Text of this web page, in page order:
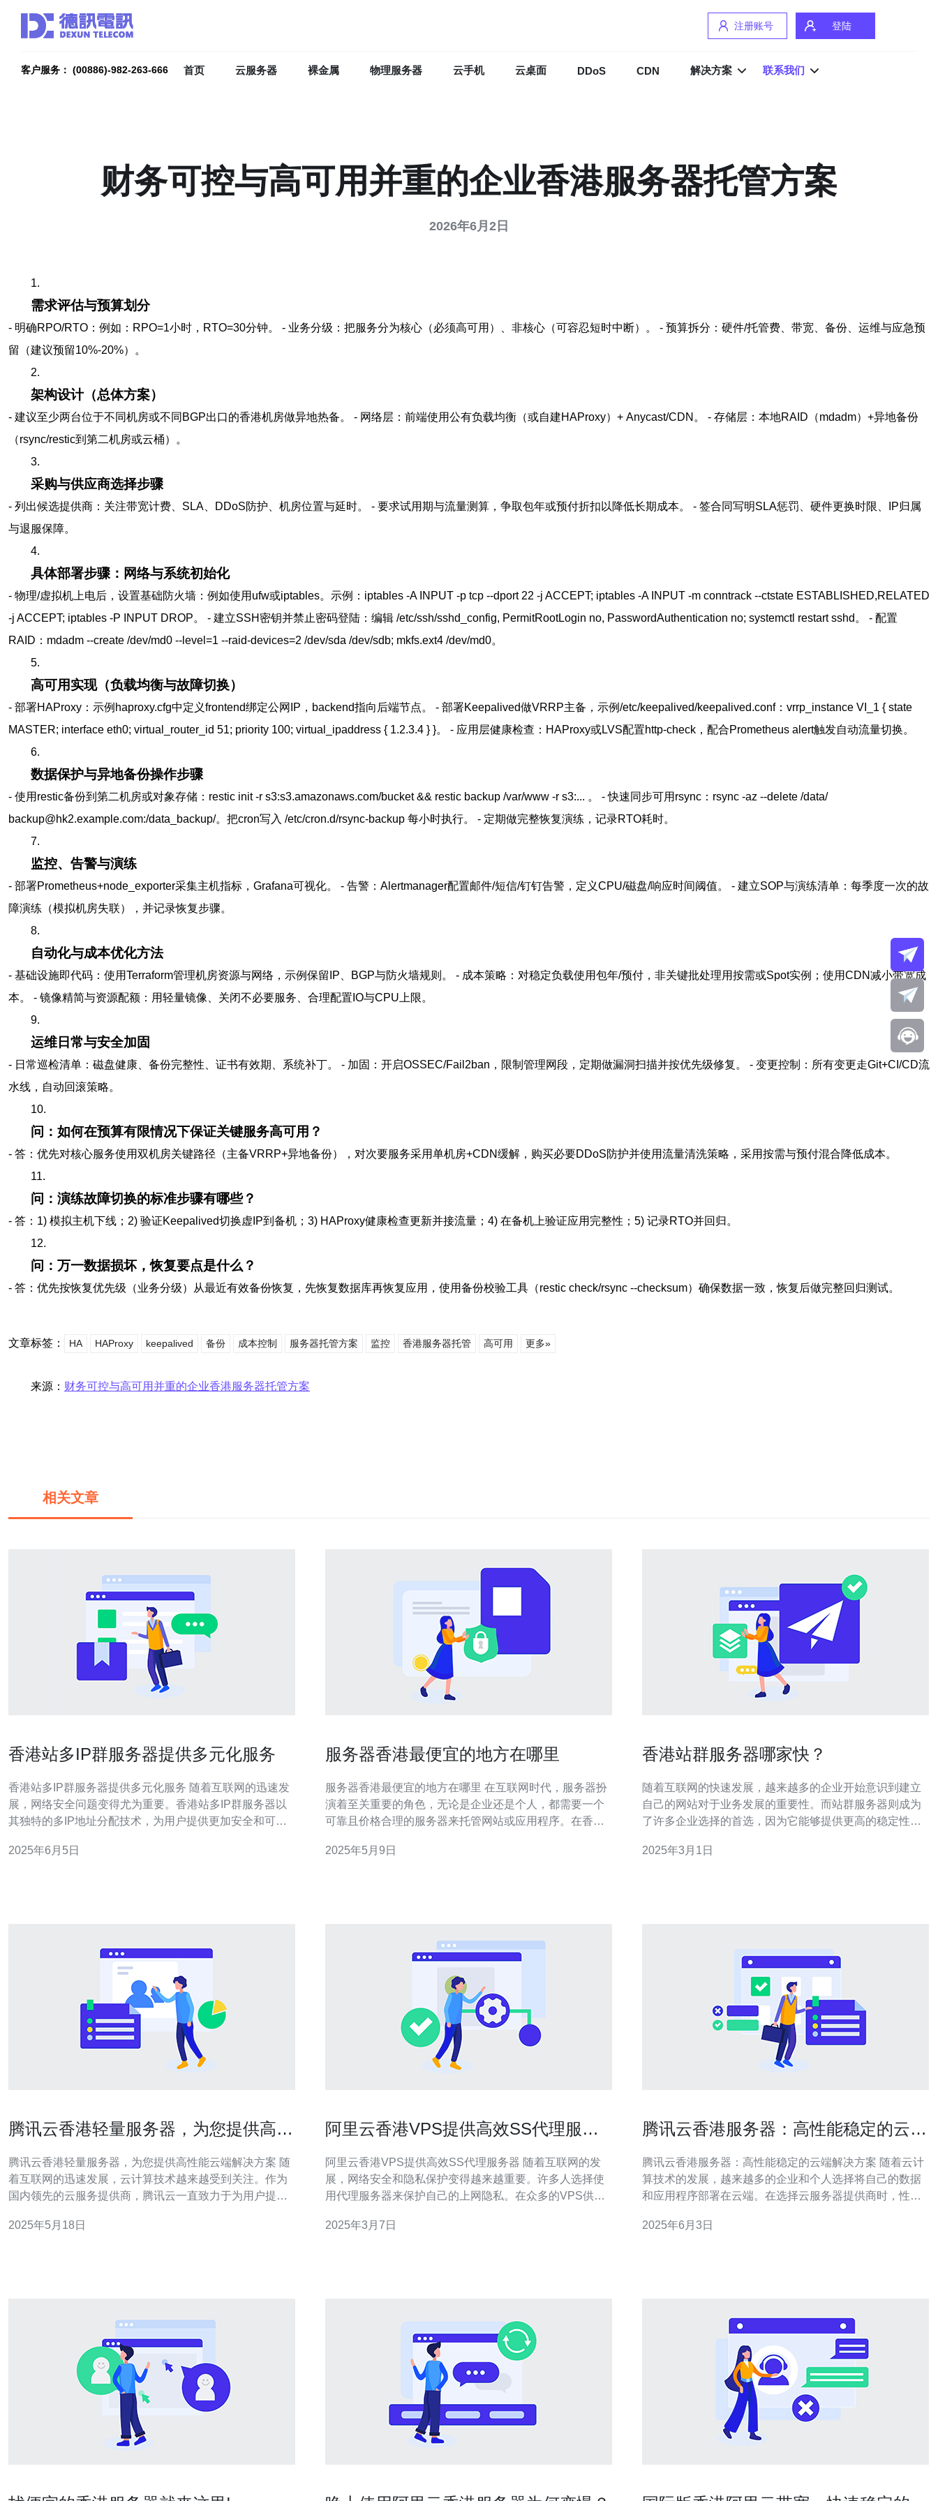
注册账号 登陆
客户服务： (00886)-982-263-666 首页 云服务器 裸金属 物理服务器 云手机 云桌面 DDoS CDN 解决方案 联系我们
财务可控与高可用并重的企业香港服务器托管方案
2026年6月2日
1.
需求评估与预算划分
- 明确RPO/RTO：例如：RPO=1小时，RTO=30分钟。 - 业务分级：把服务分为核心（必须高可用）、非核心（可容忍短时中断）。 - 预算拆分：硬件/托管费、带宽、备份、运维与应急预
留（建议预留10%-20%）。
2.
架构设计（总体方案）
- 建议至少两台位于不同机房或不同BGP出口的香港机房做异地热备。 - 网络层：前端使用公有负载均衡（或自建HAProxy）+ Anycast/CDN。 - 存储层：本地RAID（mdadm）+异地备份
（rsync/restic到第二机房或云桶）。
3.
采购与供应商选择步骤
- 列出候选提供商：关注带宽计费、SLA、DDoS防护、机房位置与延时。 - 要求试用期与流量测算，争取包年或预付折扣以降低长期成本。 - 签合同写明SLA惩罚、硬件更换时限、IP归属
与退服保障。
4.
具体部署步骤：网络与系统初始化
- 物理/虚拟机上电后，设置基础防火墙：例如使用ufw或iptables。示例：iptables -A INPUT -p tcp --dport 22 -j ACCEPT; iptables -A INPUT -m conntrack --ctstate ESTABLISHED,RELATED
-j ACCEPT; iptables -P INPUT DROP。 - 建立SSH密钥并禁止密码登陆：编辑 /etc/ssh/sshd_config, PermitRootLogin no, PasswordAuthentication no; systemctl restart sshd。 - 配置
RAID：mdadm --create /dev/md0 --level=1 --raid-devices=2 /dev/sda /dev/sdb; mkfs.ext4 /dev/md0。
5.
高可用实现（负载均衡与故障切换）
- 部署HAProxy：示例haproxy.cfg中定义frontend绑定公网IP，backend指向后端节点。 - 部署Keepalived做VRRP主备，示例/etc/keepalived/keepalived.conf：vrrp_instance VI_1 { state
MASTER; interface eth0; virtual_router_id 51; priority 100; virtual_ipaddress { 1.2.3.4 } }。 - 应用层健康检查：HAProxy或LVS配置http-check，配合Prometheus alert触发自动流量切换。
6.
数据保护与异地备份操作步骤
- 使用restic备份到第二机房或对象存储：restic init -r s3:s3.amazonaws.com/bucket && restic backup /var/www -r s3:... 。 - 快速同步可用rsync：rsync -az --delete /data/
backup@hk2.example.com:/data_backup/。把cron写入 /etc/cron.d/rsync-backup 每小时执行。 - 定期做完整恢复演练，记录RTO耗时。
7.
监控、告警与演练
- 部署Prometheus+node_exporter采集主机指标，Grafana可视化。 - 告警：Alertmanager配置邮件/短信/钉钉告警，定义CPU/磁盘/响应时间阈值。 - 建立SOP与演练清单：每季度一次的故
障演练（模拟机房失联），并记录恢复步骤。
8.
自动化与成本优化方法
- 基础设施即代码：使用Terraform管理机房资源与网络，示例保留IP、BGP与防火墙规则。 - 成本策略：对稳定负载使用包年/预付，非关键批处理用按需或Spot实例；使用CDN减小带宽成
本。 - 镜像精简与资源配额：用轻量镜像、关闭不必要服务、合理配置IO与CPU上限。
9.
运维日常与安全加固
- 日常巡检清单：磁盘健康、备份完整性、证书有效期、系统补丁。 - 加固：开启OSSEC/Fail2ban，限制管理网段，定期做漏洞扫描并按优先级修复。 - 变更控制：所有变更走Git+CI/CD流
水线，自动回滚策略。
10.
问：如何在预算有限情况下保证关键服务高可用？
- 答：优先对核心服务使用双机房关键路径（主备VRRP+异地备份），对次要服务采用单机房+CDN缓解，购买必要DDoS防护并使用流量清洗策略，采用按需与预付混合降低成本。
11.
问：演练故障切换的标准步骤有哪些？
- 答：1) 模拟主机下线；2) 验证Keepalived切换虚IP到备机；3) HAProxy健康检查更新并接流量；4) 在备机上验证应用完整性；5) 记录RTO并回归。
12.
问：万一数据损坏，恢复要点是什么？
- 答：优先按恢复优先级（业务分级）从最近有效备份恢复，先恢复数据库再恢复应用，使用备份校验工具（restic check/rsync --checksum）确保数据一致，恢复后做完整回归测试。
文章标签： HA HAProxy keepalived 备份 成本控制 服务器托管方案 监控 香港服务器托管 高可用 更多»
来源： 财务可控与高可用并重的企业香港服务器托管方案
相关文章
香港站多IP群服务器提供多元化服务
香港站多IP群服务器提供多元化服务 随着互联网的迅速发
展，网络安全问题变得尤为重要。香港站多IP群服务器以
其独特的多IP地址分配技术，为用户提供更加安全和可靠
效降低了用户的网络风险，保障了用户的隐私和数据安
2025年6月5日
服务器香港最便宜的地方在哪里
服务器香港最便宜的地方在哪里 在互联网时代，服务器扮
演着至关重要的角色，无论是企业还是个人，都需要一个
可靠且价格合理的服务器来托管网站或应用程序。在香港
但究竟哪里是最便宜的地方呢？接下来我们将为您揭晓。
2025年5月9日
香港站群服务器哪家快？
随着互联网的快速发展，越来越多的企业开始意识到建立
自己的网站对于业务发展的重要性。而站群服务器则成为
了许多企业选择的首选，因为它能够提供更高的稳定性和
快呢？本文将为您介绍几家香港站群服务器提供商，并对
2025年3月1日
腾讯云香港轻量服务器，为您提供高性
腾讯云香港轻量服务器，为您提供高性能云端解决方案 随
着互联网的迅速发展，云计算技术越来越受到关注。作为
国内领先的云服务提供商，腾讯云一直致力于为用户提供
了轻量服务器，为用户提供了更加灵活、高效的云端服
2025年5月18日
阿里云香港VPS提供高效SS代理服务
阿里云香港VPS提供高效SS代理服务器 随着互联网的发
展，网络安全和隐私保护变得越来越重要。许多人选择使
用代理服务器来保护自己的上网隐私。在众多的VPS供应
出。 SS代理服务器是一种基于Shadowsocks协议的代理
2025年3月7日
腾讯云香港服务器：高性能稳定的云端
腾讯云香港服务器：高性能稳定的云端解决方案 随着云计
算技术的发展，越来越多的企业和个人选择将自己的数据
和应用程序部署在云端。在选择云服务器提供商时，性能
的云计算服务提供商，其香港服务器以高性能和稳定性著
2025年6月3日